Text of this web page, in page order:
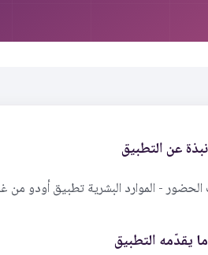
نبذة عن التطبيق
- الموارد البشرية تطبيق أودو من
ما يقدّمه التطبيق